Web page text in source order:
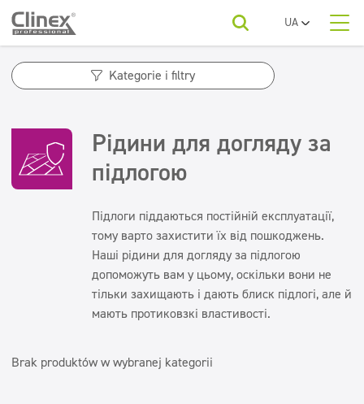
UA
PL
BG
Категорії товарів
Підлоги
Кухні та пристроїв
Миються поверхні
Санвузли та санвузли
Освіжаючий и нейтралізатори
Супер концентрати
Для вашої галузі
Горець
Краса
Kategorie i filtry
Kategorie produktów
Економічна лінійка
Підлоги
Миються поверхні
Санвузли та санвузли
Освіжаючий и нейтралізатори
Освіжувачі повітря
Нейтралізатори запахів
Догляд за підлогою
Рідини для догляду за
підлогою
Підлоги піддаються постійній експлуатації,
тому варто захистити їх від пошкоджень.
Наші рідини для догляду за підлогою
допоможуть вам у цьому, оскільки вони не
тільки захищають і дають блиск підлогі, але й
мають протиковзкі властивості.
Brak produktów w wybranej kategorii